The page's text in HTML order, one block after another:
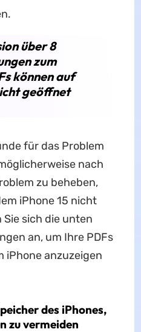
über 8
zum
können auf
geöffnet
für das Problem
nach
zu beheben,
iPhone 15 nicht
Sie sich die unten
an, um Ihre PDFs
iPhone anzuzeigen
des iPhones,
zu vermeiden